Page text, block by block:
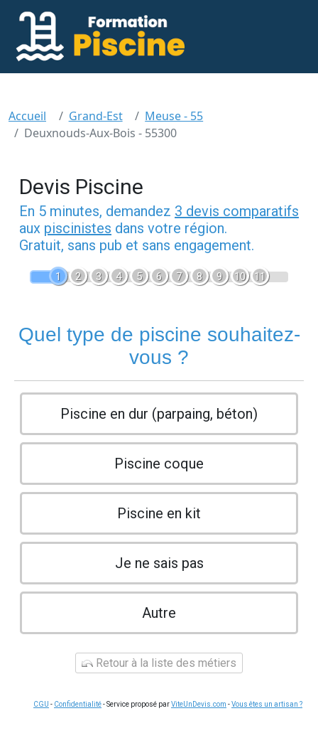
Accueil Grand-Est
Meuse - 55
Deuxnouds-Aux-Bois - 55300
Devis Piscine
En 5 minutes, demandez 3 devis comparatifs
aux piscinistes dans votre région.
Gratuit, sans pub et sans engagement.
1 2 3 4 5 6 7 8 9 10 11
Quel type de piscine souhaitez-
vous ?
Piscine en dur (parpaing, béton)
Piscine coque
Piscine en kit
Je ne sais pas
Autre
Retour à la liste des métiers
CGU - Confidentialité- Service proposé parViteUnDevis.com -Vous êtes un artisan ?